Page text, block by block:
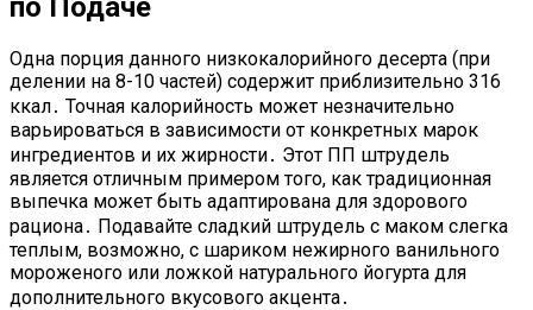
по Подаче
Одна порция данного низкокалорийного десерта (при
делении на 8-10 частей) содержит приблизительно 316
ккал․ Точная калорийность может незначительно
варьироваться в зависимости от конкретных марок
ингредиентов и их жирности․ Этот ПП штрудель
является отличным примером того, как традиционная
выпечка может быть адаптирована для здорового
рациона․ Подавайте сладкий штрудель с маком слегка
теплым, возможно, с шариком нежирного ванильного
мороженого или ложкой натурального йогурта для
дополнительного вкусового акцента․